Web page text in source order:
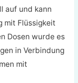
auf und kann
mit Flüssigkeit
Dosen wurde es
in Verbindung
mit